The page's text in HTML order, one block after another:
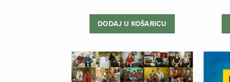
DODAJ U KOŠARICU